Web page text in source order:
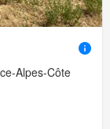
Alpes-Côte